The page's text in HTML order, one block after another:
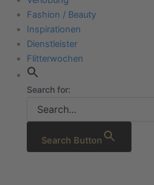
Fashion / Beauty
Inspirationen
Dienstleister
Flitterwochen
Search for:
Search Button